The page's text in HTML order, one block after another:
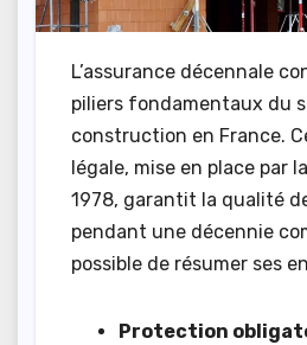
L’assurance décennale
piliers fondamentaux du
construction en France.
légale, mise en place par
1978, garantit la qualité
pendant une décennie
possible de résumer ses
Protection